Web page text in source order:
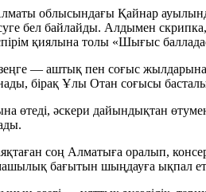
облысындағы Қайнар
бел байлайды. Алдымен
қиялына толы «Шығыс
— аштық пен соғыс жылдарына
бірақ Ұлы Отан соғысы
өтеді, әскери дайындықтан
соң Алматыға оралып,
бағытын шыңдауға ықпал